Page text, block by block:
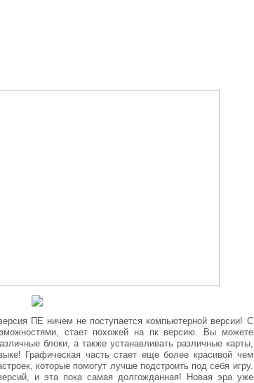
ПЕ ничем не поступается компьютерной версии! С
стает похожей на пк версию. Вы можете
блоки, а также устанавливать различные карты,
Графическая часть стает еще более красивой чем
которые помогут лучше подстроить под себя игру.
и эта пока самая долгожданная! Новая эра уже